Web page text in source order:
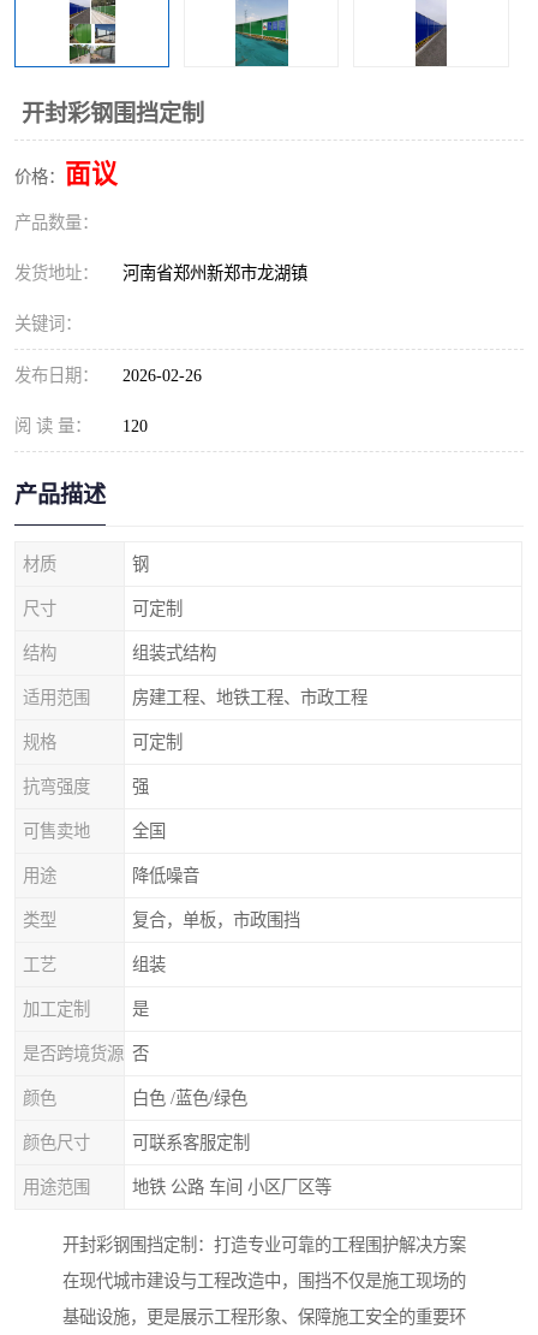
开封彩钢围挡定制
价格： 面议
产品数量：
发货地址： 河南省郑州新郑市龙湖镇
关键词：
发布日期： 2026-02-26
阅 读 量： 120
产品描述
材质 钢
尺寸 可定制
结构 组装式结构
适用范围 房建工程、地铁工程、市政工程
规格 可定制
抗弯强度 强
可售卖地 全国
用途 降低噪音
类型 复合，单板，市政围挡
工艺 组装
加工定制 是
是否跨境货源 否
颜色 白色 /蓝色/绿色
颜色尺寸 可联系客服定制
用途范围 地铁 公路 车间 小区厂区等
开封彩钢围挡定制：打造专业可靠的工程围护解决方案
在现代城市建设与工程改造中，围挡不仅是施工现场的
基础设施，更是展示工程形象、保障施工安全的重要环